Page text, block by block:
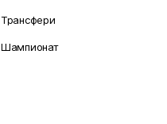
Трансфери
Шампионат